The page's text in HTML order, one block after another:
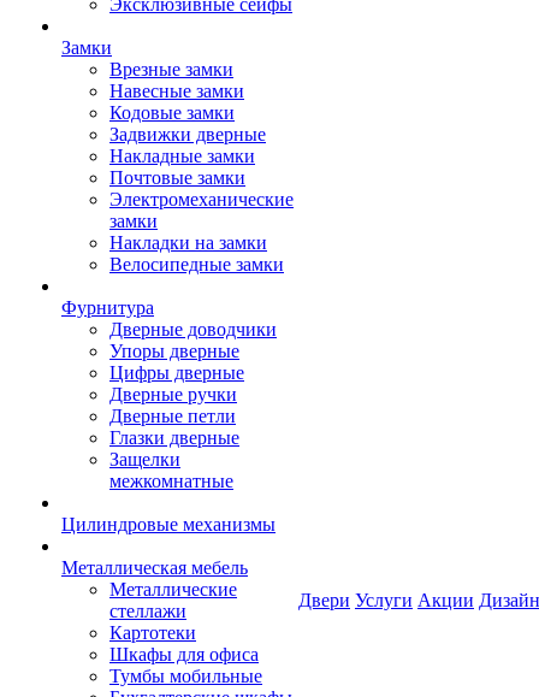
Эксклюзивные сейфы
Замки
Врезные замки
Навесные замки
Кодовые замки
Задвижки дверные
Накладные замки
Почтовые замки
Электромеханические
замки
Накладки на замки
Велосипедные замки
Фурнитура
Дверные доводчики
Упоры дверные
Цифры дверные
Дверные ручки
Дверные петли
Глазки дверные
Защелки
межкомнатные
Цилиндровые механизмы
Металлическая мебель
Металлические
стеллажи
Картотеки
Шкафы для офиса
Тумбы мобильные
Двери Услуги Акции